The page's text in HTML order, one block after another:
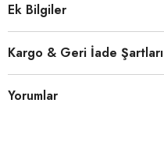
Ek Bilgiler
Kargo & Geri İade Şartları
Yorumlar